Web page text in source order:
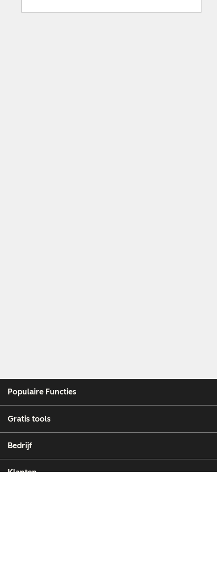
Populaire Functies
Gratis tools
Bedrijf
Klanten